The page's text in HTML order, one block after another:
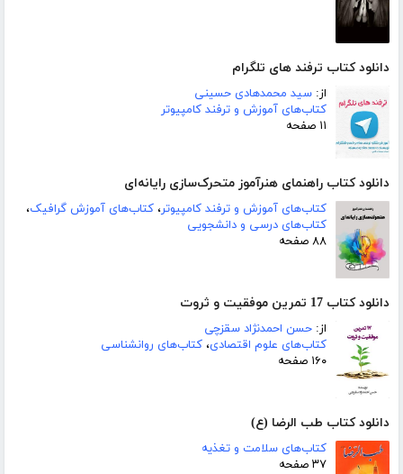
دانلود کتاب ترفند های تلگرام
از: سید محمدهادی حسینی
کتاب‌های آموزش و ترفند کامپیوتر
۱۱ صفحه
دانلود کتاب راهنمای هنرآموز متحرک‌سازی رایانه‌ای
کتاب‌های آموزش و ترفند کامپیوتر، کتاب‌های آموزش گرافیک،
کتاب‌های درسی و دانشجویی
۸۸ صفحه
دانلود کتاب 17 تمرین موفقیت و ثروت
از: حسن احمدنژاد سقزچی
کتاب‌های علوم اقتصادی، کتاب‌های روانشناسی
۱۶۰ صفحه
دانلود کتاب طب الرضا (ع)
کتاب‌های سلامت و تغذیه
۳۷ صفحه